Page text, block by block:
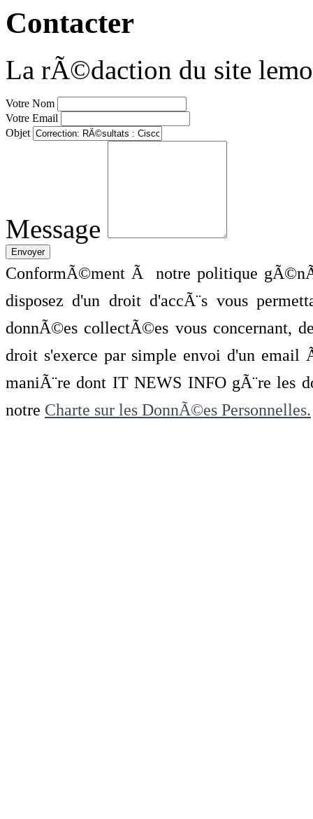
Contacter
La rÃ©daction du site
Votre Nom
Votre Email
Objet
Message
ConformÃ©ment Ã notre politique
disposez d'un droit d'accÃ¨s vous
donnÃ©es collectÃ©es vous concernant,
droit s'exerce par simple envoi d'un
maniÃ¨re dont IT NEWS INFO gÃ¨re les
notre Charte sur les DonnÃ©es Personnelles.